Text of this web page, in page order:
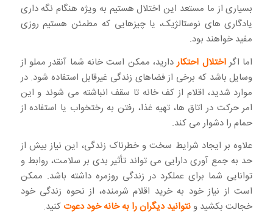
بسیاری از ما مستعد این اختلال هستیم به ویژه هنگام نگه داری
یادگاری های نوستالژیک، یا چیزهایی که مطمئن هستیم روزی
مفید خواهند بود.
اما اگراختلال احتکاردارید، ممکن است خانه شما آنقدر مملو از
وسایل باشد که برخی از فضاهای زندگی غیرقابل استفاده شود. در
موارد شدید، اقلام از کف خانه تا سقف انباشته می شوند و این
امر حرکت در اتاق ها، تهیه غذا، رفتن به رختخواب یا استفاده از
حمام را دشوار می کند.
علاوه بر ایجاد شرایط سخت و خطرناک زندگی، این نیاز بیش از
حد به جمع آوری دارایی می تواند تأثیر بدی بر سلامت، روابط و
توانایی شما برای عملکرد در زندگی روزمره داشته باشد. ممکن
است از نیاز خود به خرید اقلام شرمنده، از نحوه زندگی خود
خجالت بکشید ونتوانید دیگران را به خانه خود دعوت کنید.